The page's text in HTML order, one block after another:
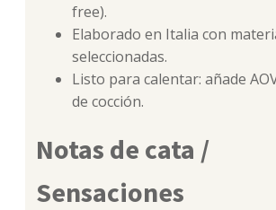
free).
Elaborado en Italia con
seleccionadas.
Listo para calentar: añade
de cocción.
Notas de cata /
Sensaciones